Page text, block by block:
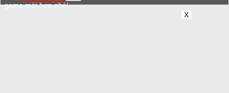
game mới hơn nhé!
X